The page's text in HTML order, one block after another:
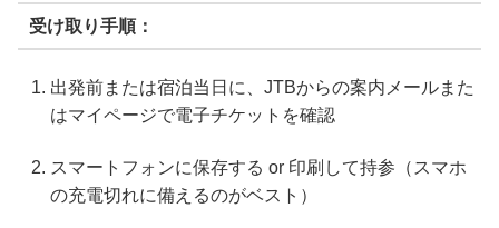
受け取り手順：
出発前または宿泊当日に、JTBからの案内メールまた
はマイページで電子チケットを確認
スマートフォンに保存する or 印刷して持参（スマホ
の充電切れに備えるのがベスト）